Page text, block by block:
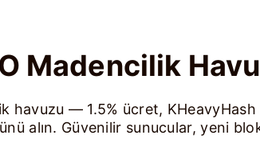
Madencilik
havuzu — 1.5% ücret,
alın. Güvenilir sunucular, yeni